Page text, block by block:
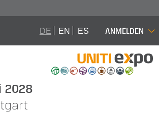
DE EN ES ANMELDEN
2028